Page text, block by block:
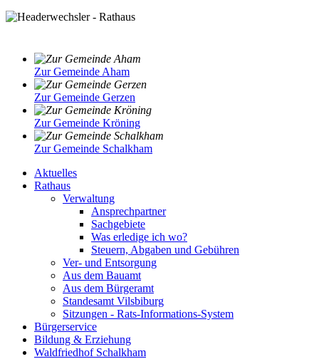
Zur Gemeinde Aham
Zur Gemeinde Gerzen
Zur Gemeinde Kröning
Zur Gemeinde Schalkham
Aktuelles
Rathaus
Verwaltung
Ansprechpartner
Sachgebiete
Was erledige ich wo?
Steuern, Abgaben und Gebühren
Ver- und Entsorgung
Aus dem Bauamt
Aus dem Bürgeramt
Standesamt Vilsbiburg
Sitzungen - Rats-Informations-System
Bürgerservice
Bildung & Erziehung
Waldfriedhof Schalkham